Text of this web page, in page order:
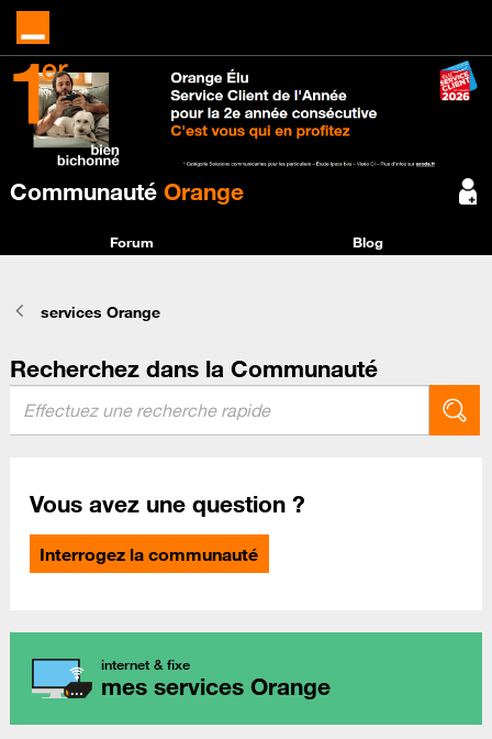
Communauté Orange
Forum Blog
services Orange
Recherchez dans la Communauté
Vous avez une question ?
Interrogez la communauté
internet & fixe
mes services Orange